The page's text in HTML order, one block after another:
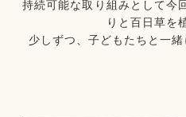
持続可能な取り組みとして今
りと百日草を
少しずつ、子どもたちと一